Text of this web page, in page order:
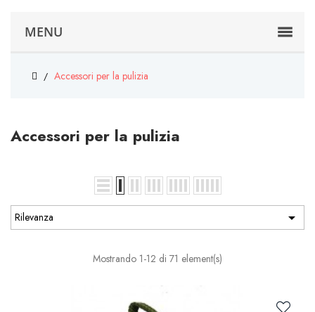
MENU
Accessori per la pulizia
Accessori per la pulizia
Rilevanza 
Mostrando 1-12 di 71 element(s)